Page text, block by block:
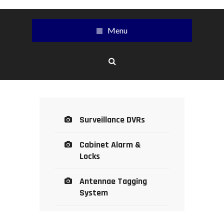
Menu
Surveillance DVRs
Cabinet Alarm &
Locks
Antennae Tagging
System